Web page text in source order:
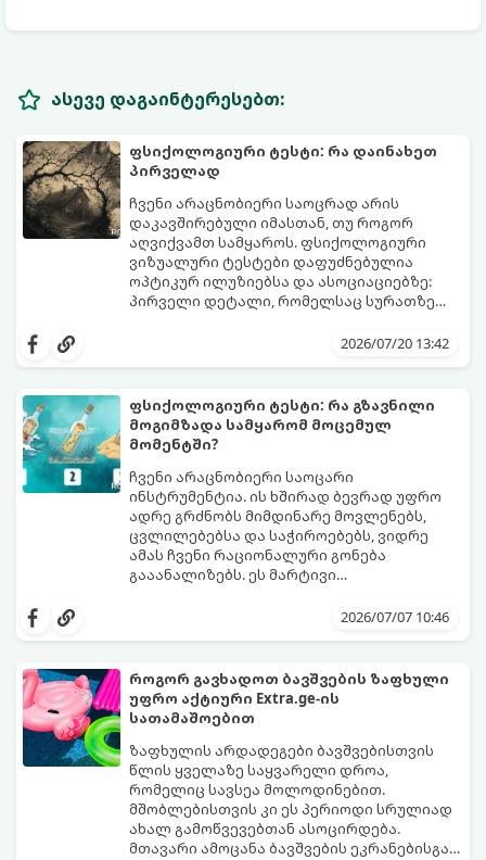
ასევე დაგაინტერესებთ:
ფსიქოლოგიური ტესტი: რა დაინახეთ
პირველად
ჩვენი არაცნობიერი საოცრად არის
დაკავშირებული იმასთან, თუ როგორ
აღვიქვამთ სამყაროს. ფსიქოლოგიური
ვიზუალური ტესტები დაფუძნებულია
ოპტიკურ ილუზიებსა და ასოციაციებზე:
პირველი დეტალი, რომელსაც სურათზე
პიროვნების ფარულ მხარეებზე,2026/07/20 13:42
ფსიქოლოგიური ტესტი: რა გზავნილი
მოგიმზადა სამყარომ მოცემულ
მომენტში?
ჩვენი არაცნობიერი საოცარი
ინსტრუმენტია. ის ხშირად ბევრად უფრო
ადრე გრძნობს მიმდინარე მოვლენებს,
ცვლილებებსა და საჭიროებებს, ვიდრე
ამას ჩვენი რაციონალური გონება
გააანალიზებს. ეს მარტივი
ასოციაციურ აღქმაზეა დაფუძნებული,
თქვენთვის ცხოვრების ამ ეტაპზე.
აირჩიეთ სამი წერილიდან ის ერთი,
2026/07/07 10:46
როგორ გავხადოთ ბავშვების ზაფხული
უფრო აქტიური Extra.ge-ის
სათამაშოებით
ზაფხულის არდადეგები ბავშვებისთვის
წლის ყველაზე საყვარელი დროა,
რომელიც სავსეა მოლოდინებით.
მშობლებისთვის კი ეს პერიოდი სრულიად
ახალ გამოწვევებთან ასოცირდება.
მთავარი ამოცანა ბავშვების ეკრანებისგან